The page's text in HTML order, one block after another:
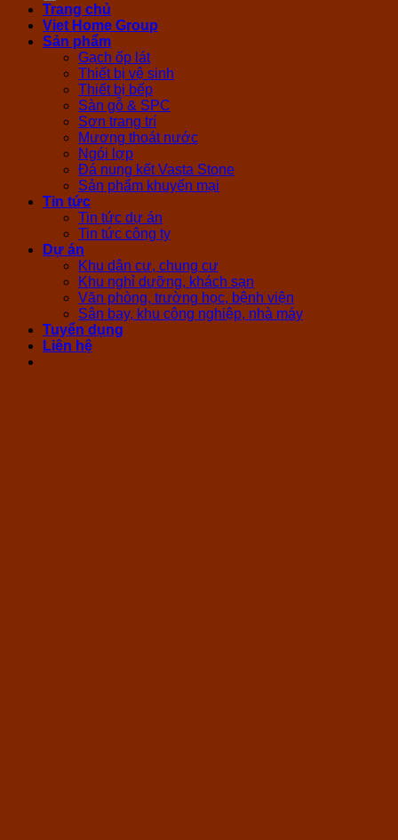
Trang chủ
Viet Home Group
Sản phẩm
Gạch ốp lát
Thiết bị vệ sinh
Thiết bị bếp
Sàn gỗ & SPC
Sơn trang trí
Mương thoát nước
Ngói lợp
Đá nung kết Vasta Stone
Sản phẩm khuyến mại
Tin tức
Tin tức dự án
Tin tức công ty
Dự án
Khu dân cư, chung cư
Khu nghỉ dưỡng, khách sạn
Văn phòng, trường học, bệnh viện
Sân bay, khu công nghiệp, nhà máy
Tuyển dụng
Liên hệ